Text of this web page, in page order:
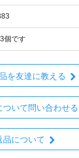
個です
を友達に教える
ついて問い合わせる
品について